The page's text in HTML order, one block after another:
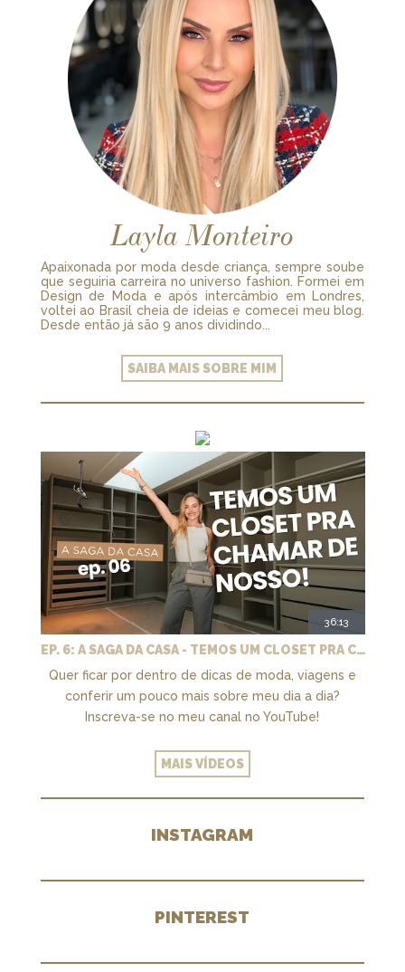
Layla Monteiro
Apaixonada por moda desde criança, sempre soube
que seguiria carreira no universo fashion. Formei em
Design de Moda e após intercâmbio em Londres,
voltei ao Brasil cheia de ideias e comecei meu blog.
Desde então já são 9 anos dividindo...
SAIBA MAIS SOBRE MIM
36:13
EP. 6: A SAGA DA CASA - TEMOS UM CLOSET PRA CHAMAR DE NOSSO + MARCENARIA E PAISAGISMO
Quer ficar por dentro de dicas de moda, viagens e
conferir um pouco mais sobre meu dia a dia?
Inscreva-se no meu canal no YouTube!
MAIS VÍDEOS
INSTAGRAM
PINTEREST